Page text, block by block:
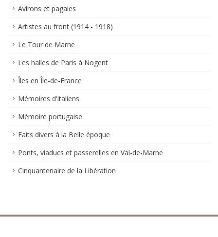
Avirons et pagaies
Artistes au front (1914 - 1918)
Le Tour de Marne
Les halles de Paris à Nogent
Îles en Île-de-France
Mémoires d'italiens
Mémoire portugaise
Faits divers à la Belle époque
Ponts, viaducs et passerelles en Val-de-Marne
Cinquantenaire de la Libération